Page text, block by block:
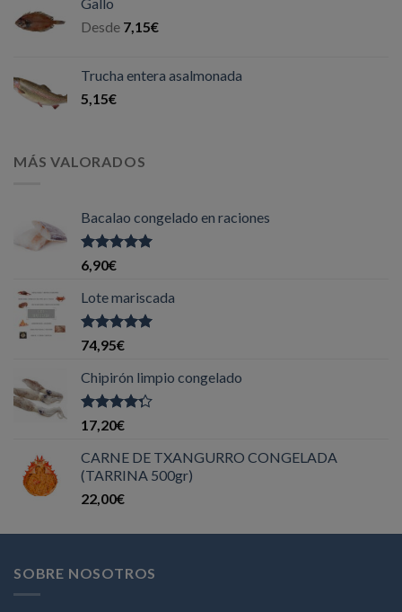
Desde 7,15€
Trucha entera asalmonada
5,15€
MÁS VALORADOS
Bacalao congelado en raciones
Valorado
con
5
6,90€
Lote mariscada
Valorado
con
5
74,95€
Chipirón limpio congelado
Valorado
con
de 5
17,20€
CARNE DE TXANGURRO CONGELADA
(TARRINA 500gr)
22,00€
SOBRE NOSOTROS